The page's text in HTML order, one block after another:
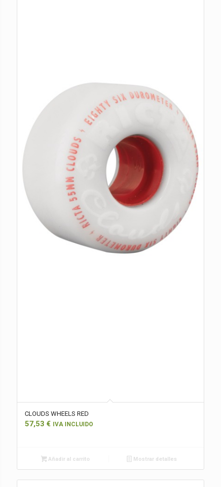
CLOUDS WHEELS RED
57,53 € IVA INCLUIDO
Añadir al carrito Mostrar detalles